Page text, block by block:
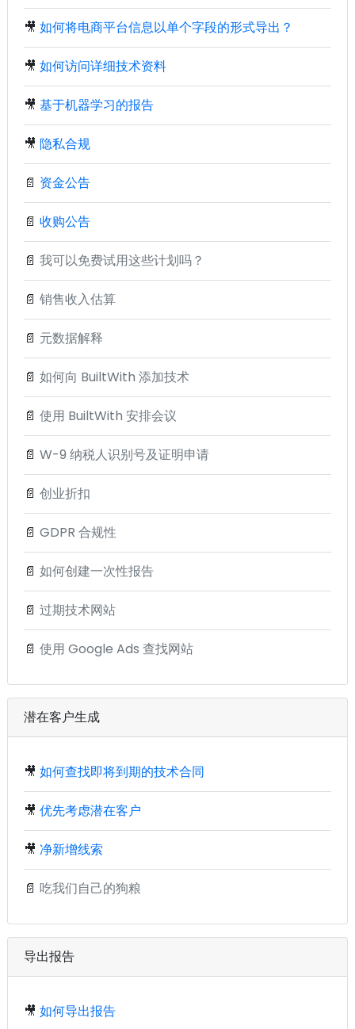
🎥 如何将电商平台信息以单个字段的形式导出？
🎥 如何访问详细技术资料
🎥 基于机器学习的报告
🎥 隐私合规
📄 资金公告
📄 收购公告
📄 我可以免费试用这些计划吗？
📄 销售收入估算
📄 元数据解释
📄 如何向 BuiltWith 添加技术
📄 使用 BuiltWith 安排会议
📄 W-9 纳税人识别号及证明申请
📄 创业折扣
📄 GDPR 合规性
📄 如何创建一次性报告
📄 过期技术网站
📄 使用 Google Ads 查找网站
潜在客户生成
🎥 如何查找即将到期的技术合同
🎥 优先考虑潜在客户
🎥 净新增线索
📄 吃我们自己的狗粮
导出报告
🎥 如何导出报告